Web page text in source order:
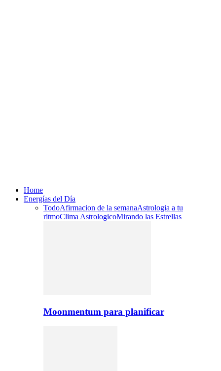
Home
Energías del Día
TodoAfirmacion de la semanaAstrologia a tu
ritmoClima AstrologicoMirando las Estrellas
Moonmentum para planificar